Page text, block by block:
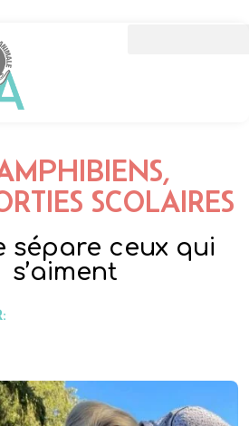
SCOLAIRES
sépare ceux qui
s’aiment